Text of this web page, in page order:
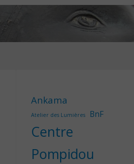
Ankama
Atelier des Lumières BnF
Centre
Pompidou